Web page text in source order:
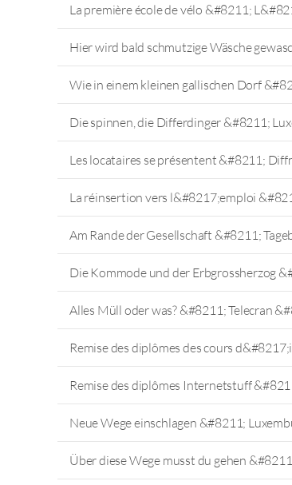
La première école de vélo &#8211;
Hier wird bald schmutzige Wäsche
Wie in einem kleinen gallischen Dorf
Die spinnen, die Differdinger &#8211;
Les locataires se présentent &#8211;
La réinsertion vers l&#8217;emploi
Am Rande der Gesellschaft &#8211;
Die Kommode und der Erbgrossherzog
Alles Müll oder was? &#8211; Telecran
Remise des diplômes des cours
Remise des diplômes Internetstuff
Neue Wege einschlagen &#8211;
Über diese Wege musst du gehen